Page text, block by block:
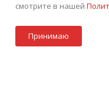
+7 (495)
смотрите в нашей
Принимаю